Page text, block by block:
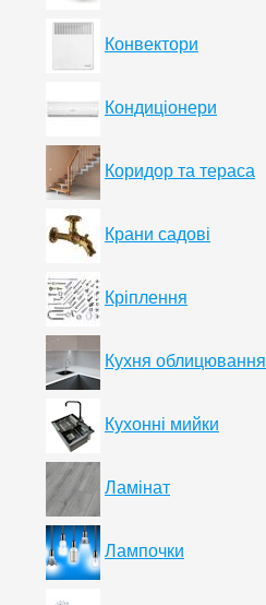
Конвектори
Кондиціонери
Коридор та тераса
Крани садові
Кріплення
Кухня облицювання
Кухонні мийки
Ламінат
Лампочки